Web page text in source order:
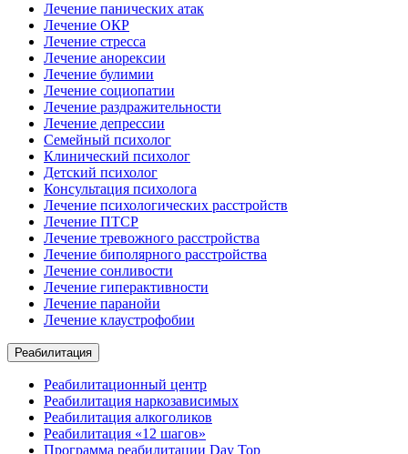
Лечение панических атак
Лечение ОКР
Лечение стресса
Лечение анорексии
Лечение булимии
Лечение социопатии
Лечение раздражительности
Лечение депрессии
Семейный психолог
Клинический психолог
Детский психолог
Консультация психолога
Лечение психологических расстройств
Лечение ПТСР
Лечение тревожного расстройства
Лечение биполярного расстройства
Лечение сонливости
Лечение гиперактивности
Лечение паранойи
Лечение клаустрофобии
Реабилитация
Реабилитационный центр
Реабилитация наркозависимых
Реабилитация алкоголиков
Реабилитация «12 шагов»
Программа реабилитации Day Top